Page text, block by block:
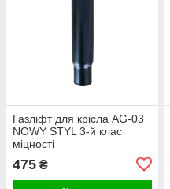
Газліфт для крісла AG-03
NOWY STYL 3-й клас
міцності
475 ₴